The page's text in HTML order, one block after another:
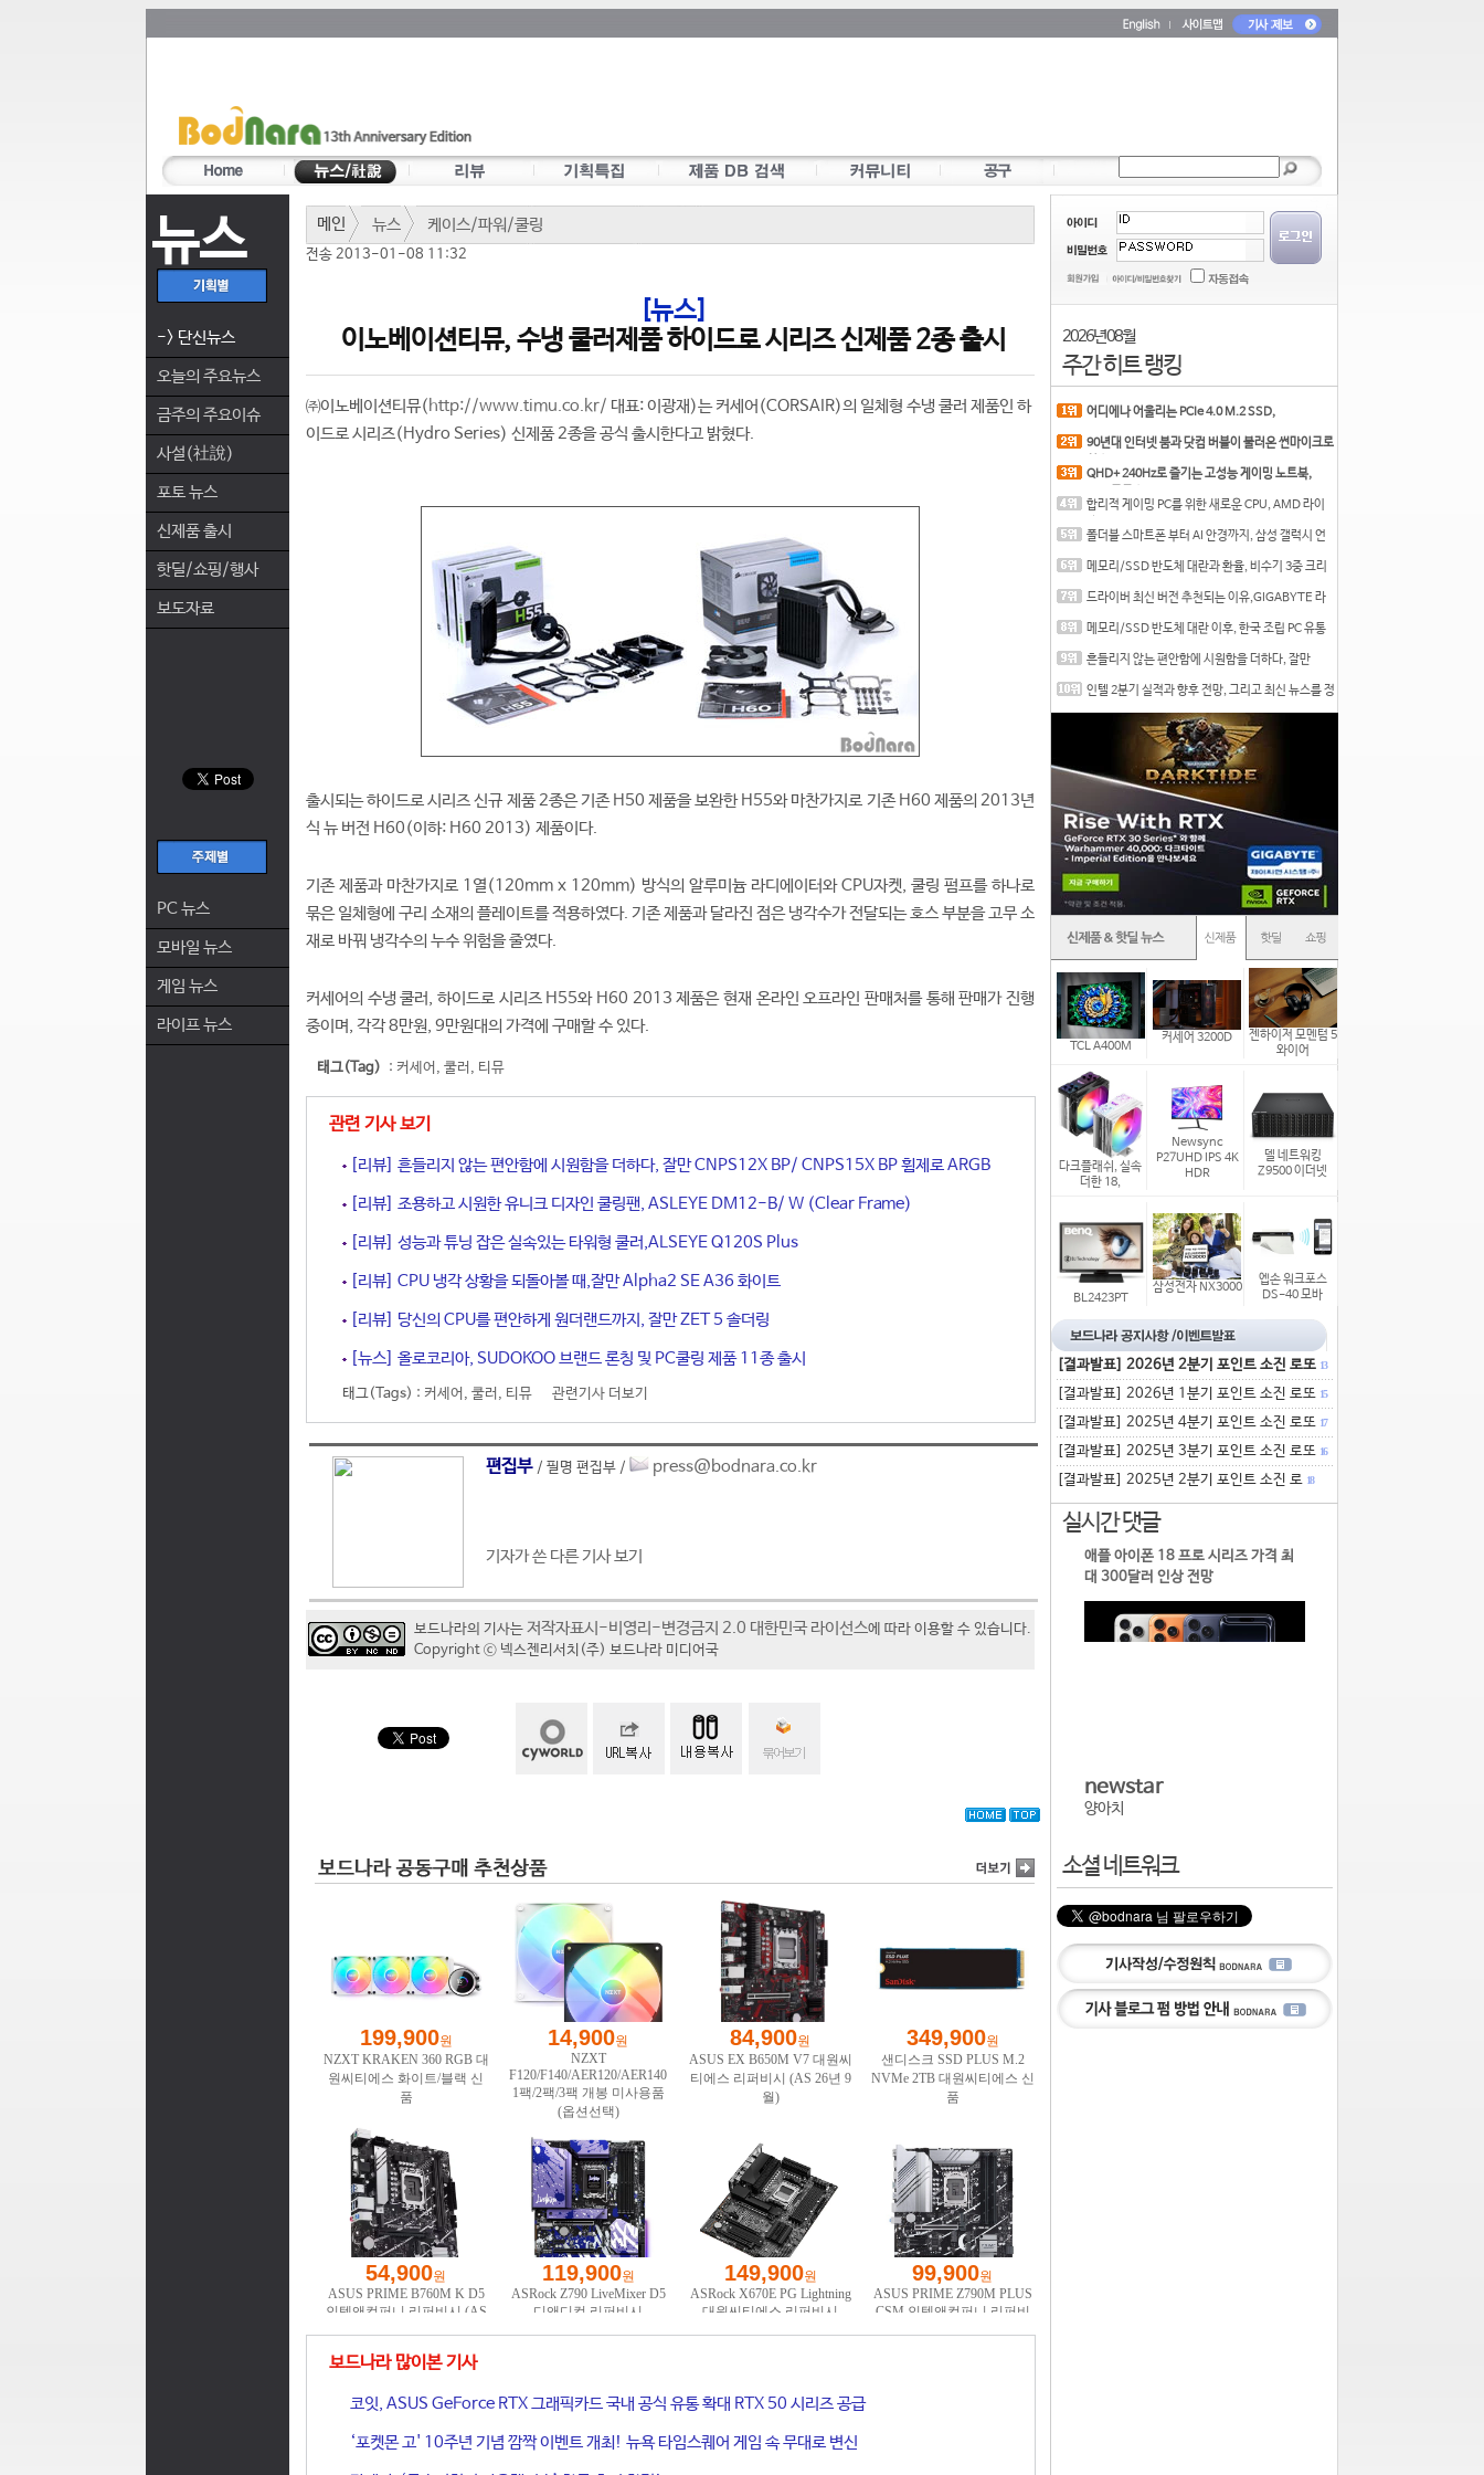
뉴스
-> 단신뉴스
오늘의 주요뉴스
금주의 주요이슈
사설(社說)
포토 뉴스
신제품 출시
핫딜/쇼핑/행사
보도자료
PC 뉴스
모바일 뉴스
게임 뉴스
라이프 뉴스
메인 뉴스 케이스/파워/쿨링
전송 2013-01-08 11:32
[뉴스]
이노베이션티뮤, 수냉 쿨러제품 하이드로 시리즈 신제품 2종 출시
㈜이노베이션티뮤(http://www.timu.co.kr/ 대표: 이광재)는 커세어(CORSAIR)의 일체형 수냉 쿨러 제품인 하
이드로 시리즈(Hydro Series) 신제품 2종을 공식 출시한다고 밝혔다.
출시되는 하이드로 시리즈 신규 제품 2종은 기존 H50 제품을 보완한 H55와 마찬가지로 기존 H60 제품의 2013년
식 뉴 버전 H60(이하: H60 2013) 제품이다.
기존 제품과 마찬가지로 1열(120mm x 120mm) 방식의 알루미늄 라디에이터와 CPU자켓, 쿨링 펌프를 하나로
묶은 일체형에 구리 소재의 플레이트를 적용하였다. 기존 제품과 달라진 점은 냉각수가 전달되는 호스 부분을 고무 소
재로 바꿔 냉각수의 누수 위험을 줄였다.
커세어의 수냉 쿨러, 하이드로 시리즈 H55와 H60 2013 제품은 현재 온라인 오프라인 판매처를 통해 판매가 진행
중이며, 각각 8만원, 9만원대의 가격에 구매할 수 있다.
태그(Tag) : 커세어 , 쿨러 , 티뮤
관련 기사 보기
[리뷰] 흔들리지 않는 편안함에 시원함을 더하다, 잘만 CNPS12X BP/ CNPS15X BP 휨제로 ARGB
[리뷰] 조용하고 시원한 유니크 디자인 쿨링팬, ASLEYE DM12-B/ W (Clear Frame)
[리뷰] 성능과 튜닝 잡은 실속있는 타워형 쿨러,ALSEYE Q120S Plus
[리뷰] CPU 냉각 상황을 되돌아볼 때,잘만 Alpha2 SE A36 화이트
[리뷰] 당신의 CPU를 편안하게 원더랜드까지, 잘만 ZET 5 솔더링
[뉴스] 올로코리아, SUDOKOO 브랜드 론칭 및 PC쿨링 제품 11종 출시
태그(Tags) : 커세어 , 쿨러 , 티뮤 관련기사 더보기
편집부 / 필명 편집부 / press@bodnara.co.kr
기자가 쓴 다른 기사 보기
보드나라의 기사는 저작자표시-비영리-변경금지 2.0 대한민국 라이선스에 따라 이용할 수 있습니다.
Copyright ⓒ 넥스젠리서치(주) 보드나라 미디어국
보드나라 많이본 기사
코잇, ASUS GeForce RTX 그래픽카드 국내 공식 유통 확대 RTX 50 시리즈 공급
‘포켓몬 고' 10주년 기념 깜짝 이벤트 개최! 뉴욕 타임스퀘어 게임 속 무대로 변신
2026년 08월
주간 히트 랭킹
어디에나 어울리는 PCIe 4.0 M.2 SSD,
90년대 인터넷 붐과 닷컴 버블이 불러온 썬마이크로
QHD+ 240Hz로 즐기는 고성능 게이밍 노트북,
합리적 게이밍 PC를 위한 새로운 CPU, AMD 라이
폴더블 스마트폰 부터 AI 안경까지, 삼성 갤럭시 언
메모리/SSD 반도체 대란과 환율, 비수기 3중 크리
드라이버 최신 버전 추천되는 이유,GIGABYTE 라
메모리/SSD 반도체 대란 이후, 한국 조립 PC 유통
흔들리지 않는 편안함에 시원함을 더하다, 잘만
인텔 2분기 실적과 향후 전망, 그리고 최신 뉴스를 정
TCL A400M
커세어 3200D
젠하이저 모멘텀 5
와이어
다크플래쉬, 실속
더한 18,
Newsync
P27UHD IPS 4K
HDR
델 네트워킹
Z9500 이더넷
BL2423PT
삼성전자 NX3000
엡손 워크포스
DS-40 모바
[결과발표] 2026년 2분기 포인트 소진 로또 13
[결과발표] 2026년 1분기 포인트 소진 로또 15
[결과발표] 2025년 4분기 포인트 소진 로또 17
[결과발표] 2025년 3분기 포인트 소진 로또 16
[결과발표] 2025년 2분기 포인트 소진 로 18
실시간 댓글
애플 아이폰 18 프로 시리즈 가격 최
대 300달러 인상 전망
newstar
양아치
소셜 네트워크